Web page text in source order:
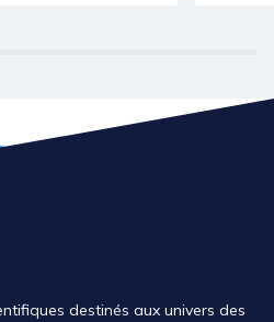
destinés aux univers des